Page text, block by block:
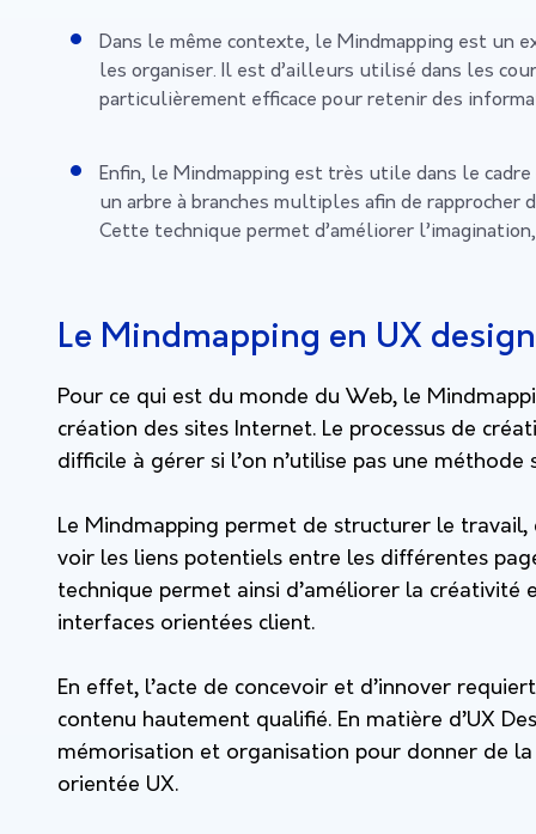
Dans le même contexte, le Mindmapping est un
les organiser. Il est d’ailleurs utilisé dans les
particulièrement efficace pour retenir des
Enfin, le Mindmapping est très utile dans le
un arbre à branches multiples afin de rapprocher
Cette technique permet d’améliorer
Le Mindmapping en UX design
Pour ce qui est du monde du Web, le
création des sites Internet. Le processus de
difficile à gérer si l’on n’utilise pas une méthode
Le Mindmapping permet de structurer le
voir les liens potentiels entre les différentes
technique permet ainsi d’améliorer la
interfaces orientées client.
En effet, l’acte de concevoir et d’innover
contenu hautement qualifié. En matière d’UX
mémorisation et organisation pour donner de
orientée UX.